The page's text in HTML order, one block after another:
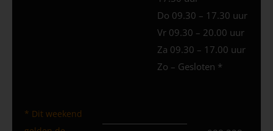
Do 09.30 – 17.30 uur
Vr 09.30 – 20.00 uur
Za 09.30 – 17.00 uur
Zo – Gesloten *
* Dit weekend